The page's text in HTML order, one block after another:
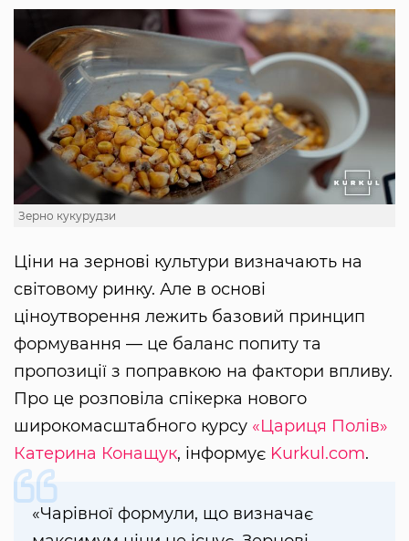
Зерно кукурудзи
Ціни на зернові культури визначають на
світовому ринку. Але в основі
ціноутворення лежить базовий принцип
формування — це баланс попиту та
пропозиції з поправкою на фактори впливу.
Про це розповіла спікерка нового
широкомасштабного курсу «Цариця Полів»
Катерина Конащук, інформує Kurkul.com.
«Чарівної формули, що визначає